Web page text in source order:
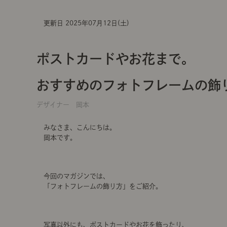
更新日 2025年07月12日(土)
ポストカードやお花まで。
おすすめのフォトフレームの飾
デザイナー 岡本
みなさま、こんにちは。
岡本です。
今回のマガジンでは、
「フォトフレームの飾り方」をご紹介。
写真以外にも、ポストカードやお花を飾ったり、